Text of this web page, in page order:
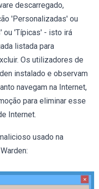
descarregado,
'Personalizadas' ou
ou 'Típicas' - isto irá
listada para
Os utilizadores de
instalado e observam
navegam na Internet,
para eliminar esse
Internet.
usado na